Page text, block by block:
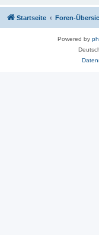
Startseite Foren-
Powered by